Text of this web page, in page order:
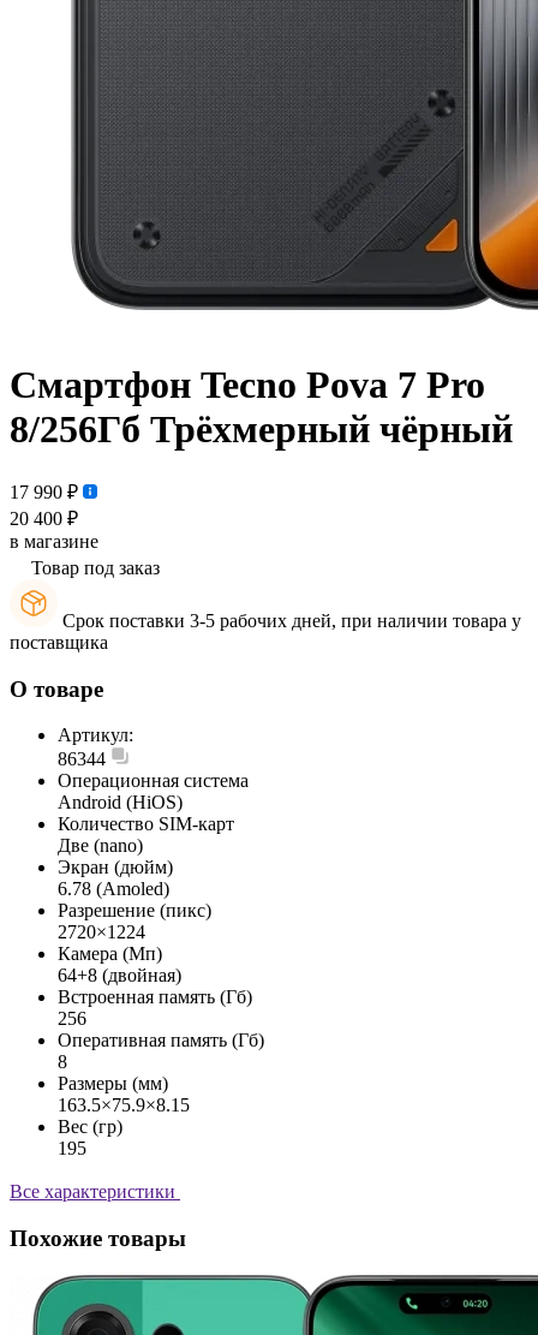
Смартфон Tecno Pova 7 Pro
8/256Гб Трёхмерный чёрный
17 990 ₽
20 400 ₽
в магазине
Товар под заказ
Срок поставки 3-5 рабочих дней, при наличии товара у
поставщика
О товаре
Артикул:
86344
Операционная система
Android (HiOS)
Количество SIM-карт
Две (nano)
Экран (дюйм)
6.78 (Amoled)
Разрешение (пикс)
2720×1224
Камера (Мп)
64+8 (двойная)
Встроенная память (Гб)
256
Оперативная память (Гб)
8
Размеры (мм)
163.5×75.9×8.15
Вес (гр)
195
Все характеристики
Похожие товары